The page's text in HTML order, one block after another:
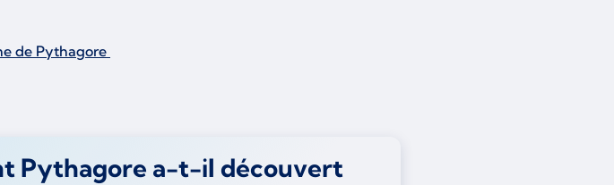
de Pythagore
Pythagore a-t-il découvert